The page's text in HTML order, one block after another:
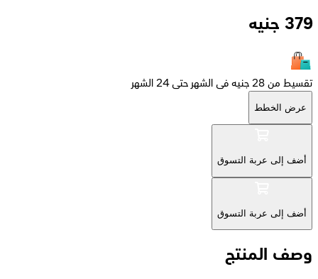
379 جنيه
تقسيط من 28 جنيه فى الشهر حتى 24 الشهر
عرض الخطط
أضف إلى عربة التسوق
أضف إلى عربة التسوق
وصف المنتج